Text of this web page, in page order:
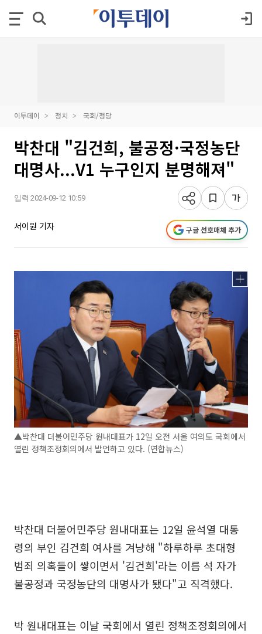
이투데이 정치 국회/정당
박찬대 "김건희, 불공정·국정농단
대명사...V1 누구인지 분명해져"
입력 2024-09-12 10:59
서이원 기자 구글 선호매체 추가
▲박찬대 더불어민주당 원내대표가 12일 오전 서울 여의도 국회에서
열린 정책조정회의에서 발언하고 있다. (연합뉴스)
박찬대 더불어민주당 원내대표는 12일 윤석열 대통
령의 부인 김건희 여사를 겨냥해 "하루하루 초대형
범죄 의혹들이 쌓이면서 '김건희'라는 이름 석 자가
불공정과 국정농단의 대명사가 됐다"고 직격했다.
박 원내대표는 이날 국회에서 열린 정책조정회의에서